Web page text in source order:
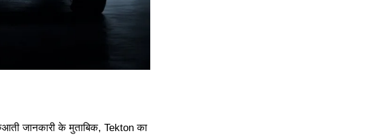
जानकारी के मुताबिक, Tekton का